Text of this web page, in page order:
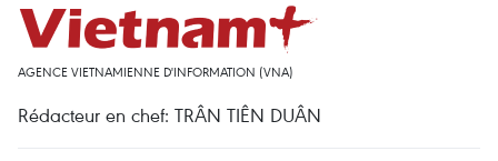
AGENCE VIETNAMIENNE D'INFORMATION (VNA)
Rédacteur en chef: TRÂN TIÊN DUÂN